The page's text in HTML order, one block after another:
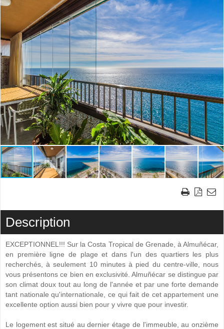
Description
EXCEPTIONNEL!!! Sur la Costa Tropical de Grenade, à Almuñécar,
en première ligne de plage et dans l'un des quartiers les plus
recherchés, à seulement 10 minutes à pied du centre-ville, nous
vous présentons ce bien en exclusivité. Almuñécar se distingue par
son climat doux tout au long de l'année et par une forte demande
tant nationale qu'internationale, ce qui fait de cet appartement une
excellente option aussi bien pour y vivre que pour investir.
Le logement est situé au dernier étage de l'immeuble, au onzième